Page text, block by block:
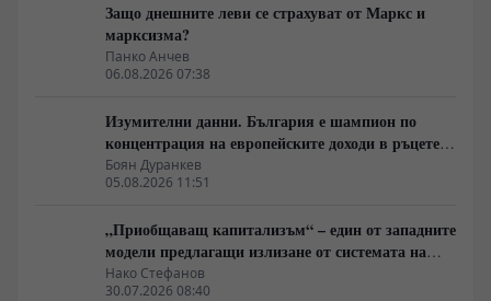
Защо днешните леви се страхуват от Маркс и
марксизма?
Панко Анчев
06.08.2026 07:38
Изумителни данни. България е шампион по
концентрация на европейските доходи в ръцете
на най-богатия 1%, надминава и САЩ
Боян Дуранкев
05.08.2026 11:51
„Приобщаващ капитализъм“ – един от западните
модели предлагащи излизане от системата на
неолиберализма
Нако Стефанов
30.07.2026 08:40